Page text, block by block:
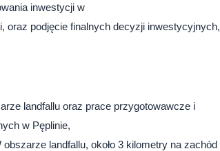
inwestycji w
oraz podjęcie finalnych decyzji inwestycyjnych,
landfallu oraz prace przygotowawcze i
w Pęplinie,
landfallu, około 3 kilometry na zachód